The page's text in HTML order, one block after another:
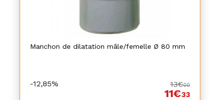
Manchon de dilatation mâle/femelle Ø 80 mm
-12,85% 13€00
11€33